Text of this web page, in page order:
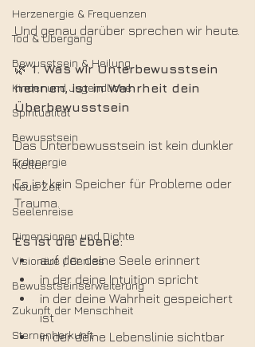
Herzenergie & Frequenzen
Tod & Übergang
Bewusstsein & Heilung
Kinder und Jugendliche
Spiritualität
Bewusstsein
Erdenergie
Neue Zeit
Seelenreise
Dimensionen und Dichte
Visionäre / Genies
Bewusstseinserweiterung
Zukunft der Menschheit
Sternenherkunft
Und genau darüber sprechen wir heute.
🌿 1. Was wir Unterbewusstsein
nennen, ist in Wahrheit dein
Überbewusstsein
Das Unterbewusstsein ist kein dunkler
Keller.
Es ist kein Speicher für Probleme oder
Trauma.
Es ist die Ebene:
auf der deine Seele erinnert
in der deine Intuition spricht
in der deine Wahrheit gespeichert
ist
in der deine Lebenslinie sichtbar